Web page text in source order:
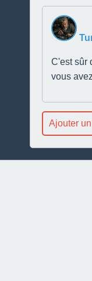
C'est sûr
vous
Ajouter